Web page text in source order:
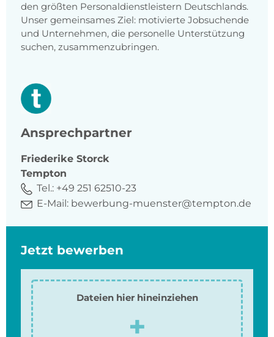
den größten Personaldienstleistern Deutschlands.
Unser gemeinsames Ziel: motivierte Jobsuchende
und Unternehmen, die personelle Unterstützung
suchen, zusammenzubringen.
Ansprechpartner
Friederike Storck
Tempton
Tel.: +49 251 62510-23
E-Mail: bewerbung-muenster@tempton.de
Jetzt bewerben
Dateien hier hineinziehen